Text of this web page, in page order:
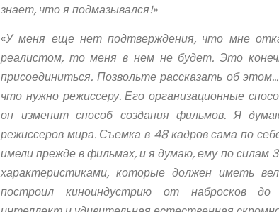
знает, что я подмазывался!»
«У меня еще нет подтверждения, что мне
реалистом, то меня в нем не будет. Это
присоединиться. Позвольте рассказать об
что нужно режиссеру. Его организационные
он изменит способ создания фильмов. Я
режиссеров мира. Съемка в 48 кадров сама по
имели прежде в фильмах, и я думаю, ему по силам
характеристиками, которые должен иметь
построил киноиндустрию от набросков до